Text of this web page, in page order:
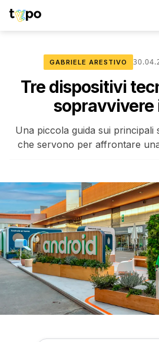
GABRIELE ARESTIVO
Tre dispositivi
sopravvivere
Una piccola guida sui principali
che servono per affrontare